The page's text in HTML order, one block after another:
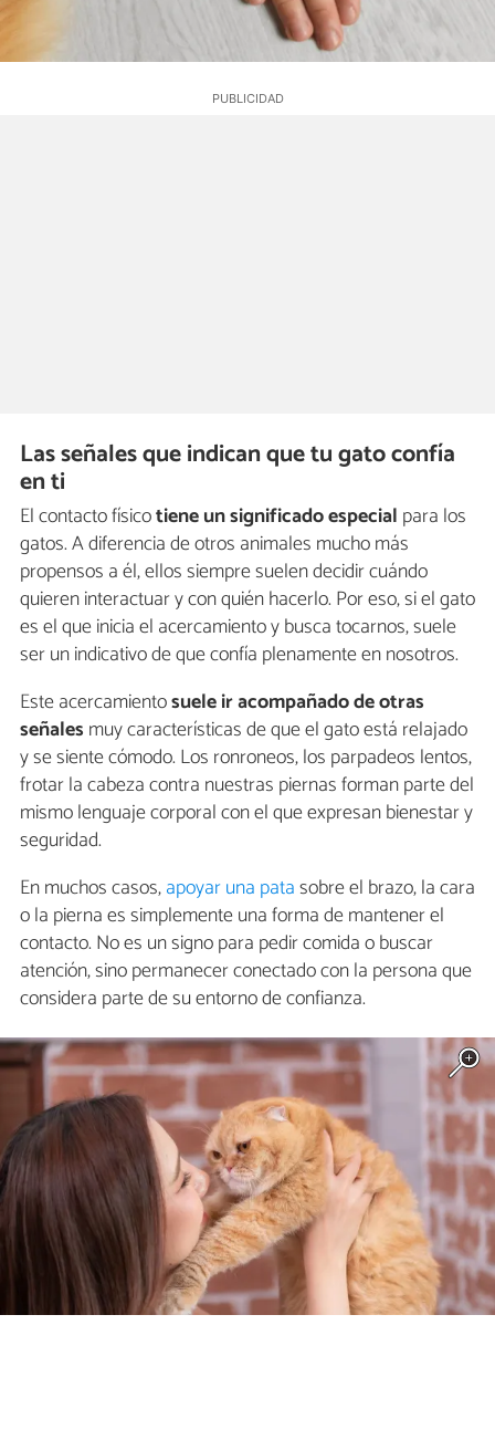
Las señales que indican que tu gato confía
en ti
El contacto físicotiene un significado especial para los
gatos. A diferencia de otros animales mucho más
propensos a él, ellos siempre suelen decidir cuándo
quieren interactuar y con quién hacerlo. Por eso, si el gato
es el que inicia el acercamiento y busca tocarnos, suele
ser un indicativo de que confía plenamente en nosotros.
Este acercamientosuele ir acompañado de otras
señales muy características de que el gato está relajado
y se siente cómodo. Los ronroneos, los parpadeos lentos,
frotar la cabeza contra nuestras piernas forman parte del
mismo lenguaje corporal con el que expresan bienestar y
seguridad.
En muchos casos,apoyar una patasobre el brazo, la cara
o la pierna es simplemente una forma de mantener el
contacto. No es un signo para pedir comida o buscar
atención, sino permanecer conectado con la persona que
considera parte de su entorno de confianza.